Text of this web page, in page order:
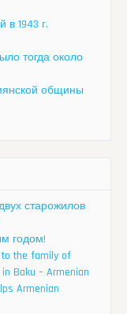
1943 г.
тогда около
общины
старожилов
годом!
to the family of
Baku – Armenian
Armenian